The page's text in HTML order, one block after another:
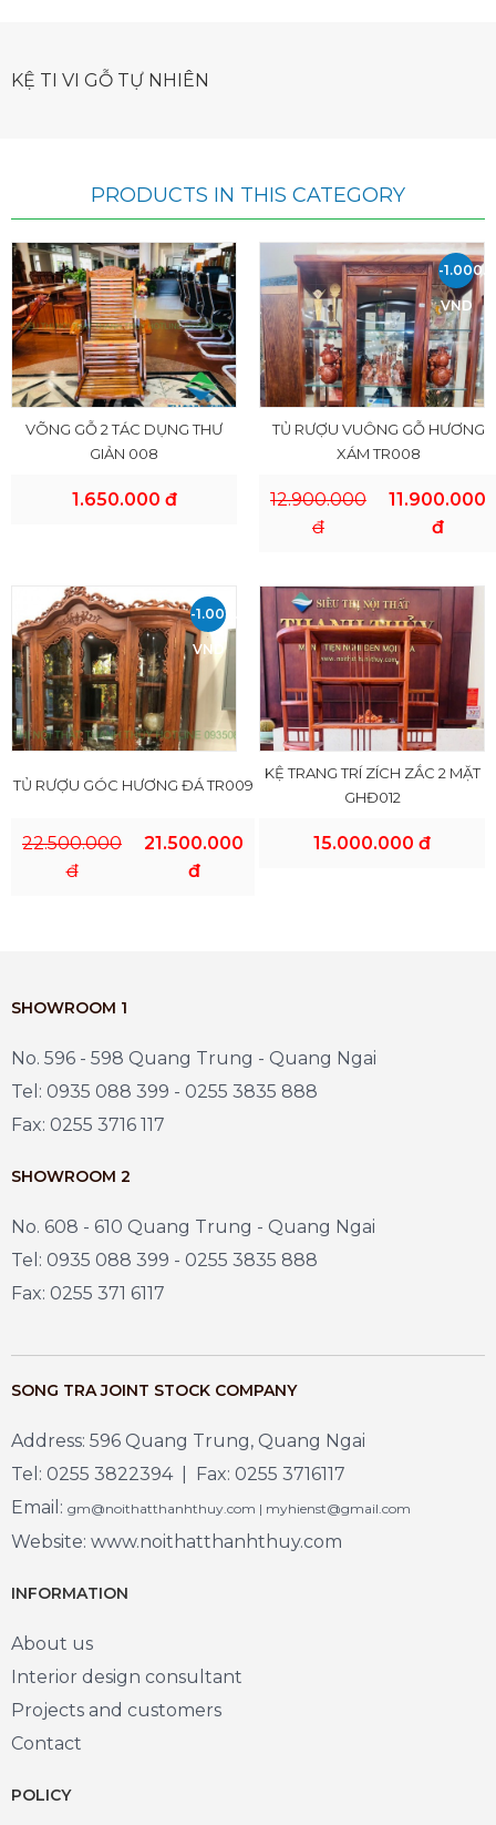
KỆ TI VI GỖ TỰ NHIÊN
PRODUCTS IN THIS CATEGORY
VÕNG GỖ 2 TÁC DỤNG THƯ
GIẢN 008
1.650.000 đ
-
VND
TỦ RƯỢU VUÔNG GỖ HƯƠNG
XÁM TR008
12.900.000
đ
11.900.000
đ
-1.000.000
VND
TỦ RƯỢU GÓC HƯƠNG ĐÁ TR009
22.500.000
đ
21.500.000
đ
KỆ TRANG TRÍ ZÍCH ZẮC 2 MẶT
GHĐ012
15.000.000 đ
SHOWROOM 1
No. 596 - 598 Quang Trung - Quang Ngai
Tel: 0935 088 399 - 0255 3835 888
Fax: 0255 3716 117
SHOWROOM 2
No. 608 - 610 Quang Trung - Quang Ngai
Tel: 0935 088 399 - 0255 3835 888
Fax: 0255 371 6117
SONG TRA JOINT STOCK COMPANY
Address: 596 Quang Trung, Quang Ngai
Tel: 0255 3822394 | Fax: 0255 3716117
Email: gm@noithatthanhthuy.com | myhienst@gmail.com
Website: www.noithatthanhthuy.com
INFORMATION
About us
Interior design consultant
Projects and customers
Contact
POLICY